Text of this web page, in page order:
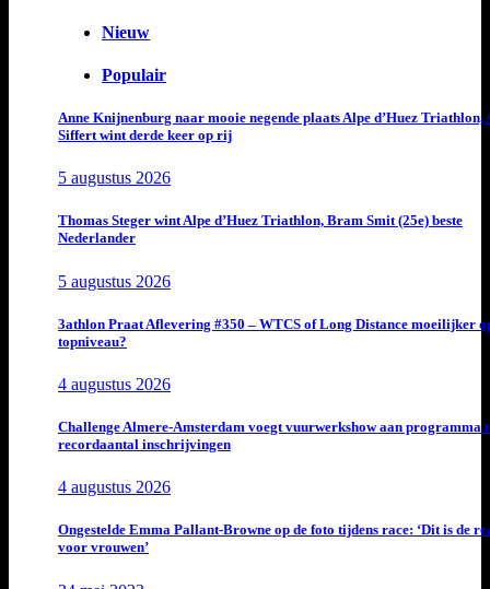
Nieuw
Populair
Anne Knijnenburg naar mooie negende plaats Alpe d’Huez Triathlon,
Siffert wint derde keer op rij
5 augustus 2026
Thomas Steger wint Alpe d’Huez Triathlon, Bram Smit (25e) beste
Nederlander
5 augustus 2026
3athlon Praat Aflevering #350 – WTCS of Long Distance moeilijker
topniveau?
4 augustus 2026
Challenge Almere-Amsterdam voegt vuurwerkshow aan programma
recordaantal inschrijvingen
4 augustus 2026
Ongestelde Emma Pallant-Browne op de foto tijdens race: ‘Dit is de
voor vrouwen’